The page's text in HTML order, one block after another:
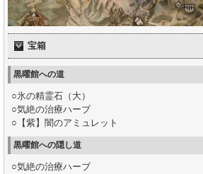
宝箱
黒曜館への道
○氷の精霊石（大）
○気絶の治療ハーブ
○【紫】闇のアミュレット
黒曜館への隠し道
○気絶の治療ハーブ